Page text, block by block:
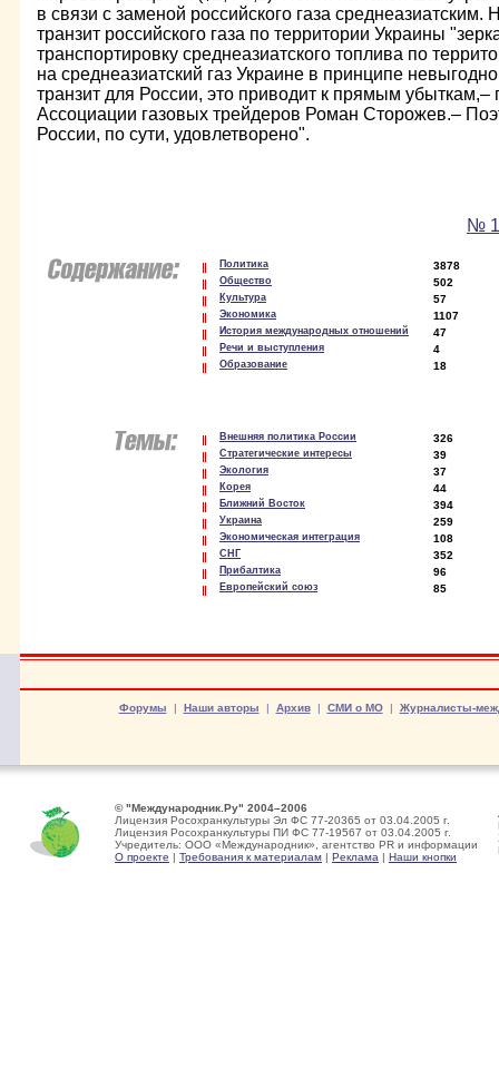
в связи с заменой российского газа
транзит российского газа по территории Украины
транспортировку среднеазиатского топлива по
на среднеазиатский газ Украине в принципе
транзит для России, это приводит к прямым убыткам,–
Ассоциации газовых трейдеров Роман Сторожев.–
России, по сути, удовлетворено".
№
Политика 3878
Общество 502
Культура 57
Экономика 1107
История международных отношений 47
Речи и выступления 4
Образование 18
Внешняя политика России 326
Стратегические интересы 39
Экология 37
Корея 44
Ближний Восток 394
Украина 259
Экономическая интеграция 108
СНГ 352
Прибалтика 96
Европейский союз 85
Форумы | Наши авторы | Архив| СМИ о МО| Журналисты-
© "Международник.Ру" 2004–2006
Лицензия Росохранкультуры Эл ФС 77-20365 от 03.04.2005 г.
Лицензия Росохранкультуры ПИ ФС 77-19567 от 03.04.2005 г.
Учредитель: ООО «Международник», агентство PR и информации
О проекте | Требования к материалам | Реклама | Наши кнопки